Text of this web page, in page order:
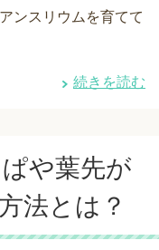
ンスリウムを育てて
続きを読む
や葉先が
法とは？